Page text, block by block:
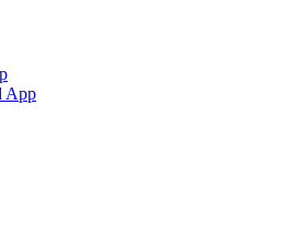
App